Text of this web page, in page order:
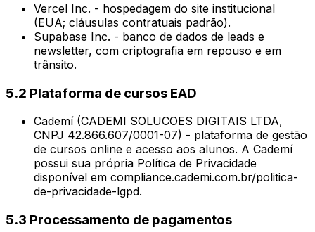
Vercel Inc. - hospedagem do site institucional
(EUA; cláusulas contratuais padrão).
Supabase Inc. - banco de dados de leads e
newsletter, com criptografia em repouso e em
trânsito.
5.2 Plataforma de cursos EAD
Cademí (CADEMI SOLUCOES DIGITAIS LTDA,
CNPJ 42.866.607/0001-07) - plataforma de gestão
de cursos online e acesso aos alunos. A Cademí
possui sua própria Política de Privacidade
disponível em compliance.cademi.com.br/politica-
de-privacidade-lgpd.
5.3 Processamento de pagamentos